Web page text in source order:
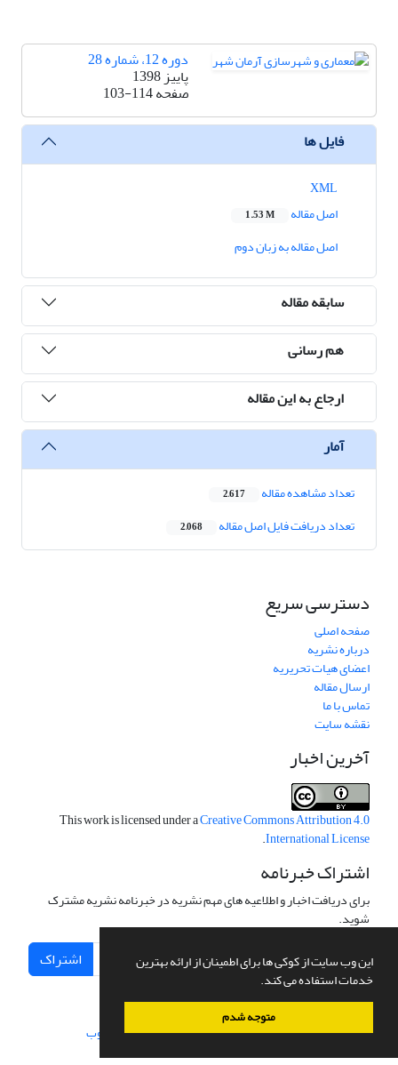
این وب سایت از کوکی ها برای اطمینان از ارائه بهترین
خدمات استفاده می کند.
متوجه شدم
دوره 12، شماره 28
پاییز 1398
صفحه103-114
فایل ها
اصل مقاله
1.53 M
اصل مقاله به زبان دوم
سابقه مقاله
هم رسانی
ارجاع به این مقاله
آمار
تعداد مشاهده مقاله 2,617
تعداد دریافت فایل اصل مقاله 2,068
دسترسی سریع
صفحه اصلی
درباره نشریه
اعضای هیات تحریریه
ارسال مقاله
تماس با ما
نقشه سایت
آخرین اخبار
This work is licensed under aCreative Commons Attribution 4.0
International License
.
اشتراک خبرنامه
برای دریافت اخبار و اطلاعیه های مهم نشریه در خبرنامه نشریه مشترک
شوید.
اشتراک
سامانه مدیریت نشریات علمی.طراحی و پیاده سازی از سیناوب